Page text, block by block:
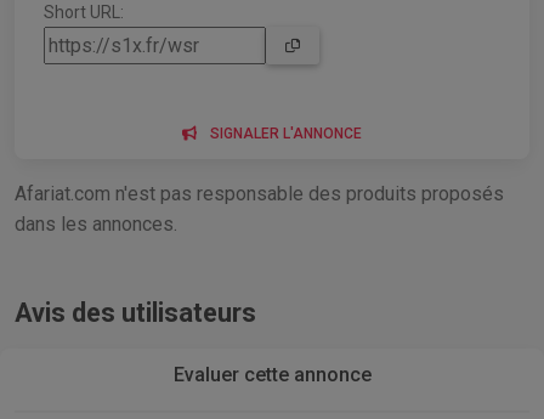
Short URL:
SIGNALER L'ANNONCE
Afariat.com n'est pas responsable des produits proposés
dans les annonces.
Avis des utilisateurs
Evaluer cette annonce